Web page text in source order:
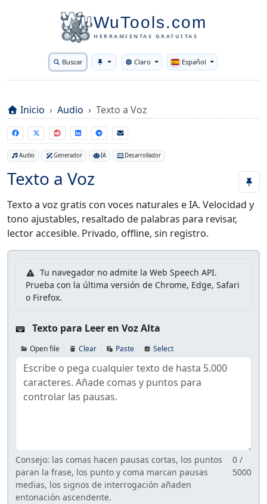
WuTools.com
HERRAMIENTAS GRATUITAS
Buscar Toggle theme
Claro Español
Inicio Audio Texto a Voz
Audio Generador IA Desarrollador
Texto a Voz
Texto a voz gratis con voces naturales e IA. Velocidad y
tono ajustables, resaltado de palabras para revisar,
lector accesible. Privado, offline, sin registro.
Tu navegador no admite la Web Speech API.
Prueba con la última versión de Chrome, Edge, Safari
o Firefox.
Texto para Leer en Voz Alta
Open file Clear Paste Select
Consejo: las comas hacen pausas cortas, los puntos
paran la frase, los punto y coma marcan pausas
medias, los signos de interrogación añaden
entonación ascendente.
0 /
5000